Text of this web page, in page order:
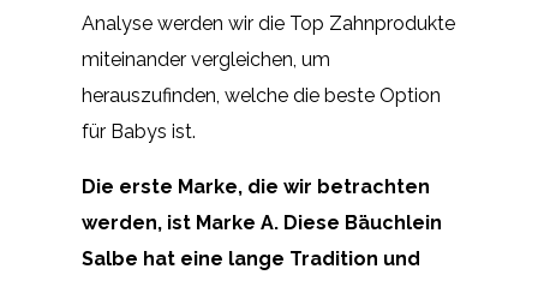
Analyse werden wir die Top Zahnprodukte
miteinander vergleichen, um
herauszufinden, welche die beste Option
für Babys ist.
Die erste Marke, die wir betrachten
werden, ist Marke A. Diese Bäuchlein
Salbe hat eine lange Tradition und